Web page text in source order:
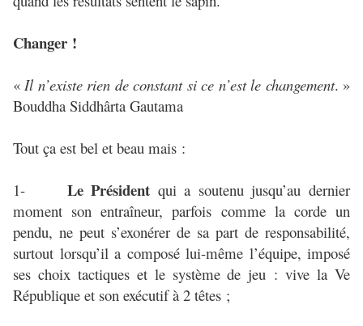
Changer !
«Il n’existe rien de constant si ce n’est le changement. »
Bouddha Siddhârta Gautama
Tout ça est bel et beau mais :
1- Le Président qui a soutenu jusqu’au dernier
moment son entraîneur, parfois comme la corde un
pendu, ne peut s’exonérer de sa part de responsabilité,
surtout lorsqu’il a composé lui-même l’équipe, imposé
ses choix tactiques et le système de jeu : vive la Ve
République et son exécutif à 2 têtes ;